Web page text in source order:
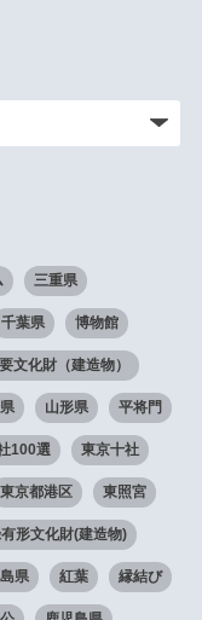
三重県
千葉県 博物館
文化財（建造物）
山形県 平将門
100選 東京十社
東京都港区 東照宮
形文化財(建造物)
県 紅葉 縁結び